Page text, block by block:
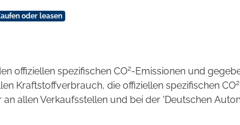
oder leasen
offiziellen spezifischen CO2-Emissionen und
Kraftstoffverbrauch, die offiziellen spezifischen CO2
allen Verkaufsstellen und bei der 'Deutschen